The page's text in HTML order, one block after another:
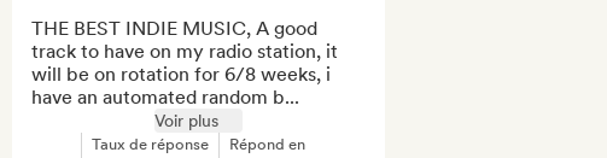
THE BEST INDIE MUSIC, A good
track to have on my radio station, it
will be on rotation for 6/8 weeks, i
have an automated random b...
Voir plus
Taux de réponse Répond en